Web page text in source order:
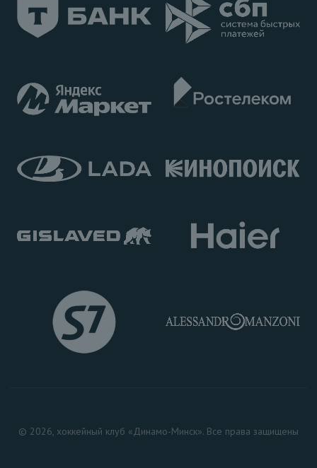
© 2026, хоккейный клуб «Динамо-Минск». Все права защищены